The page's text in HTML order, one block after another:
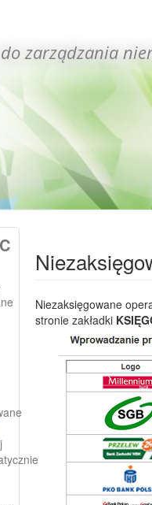
zarządzania
Niezaksięgowane
stronie zakładki